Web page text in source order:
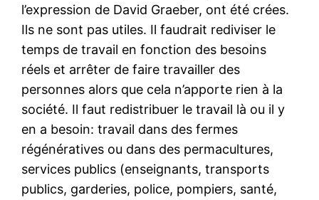
l’expression de David Graeber, ont été crées.
Ils ne sont pas utiles. Il faudrait rediviser le
temps de travail en fonction des besoins
réels et arrêter de faire travailler des
personnes alors que cela n’apporte rien à la
société. Il faut redistribuer le travail là ou il y
en a besoin: travail dans des fermes
régénératives ou dans des permacultures,
services publics (enseignants, transports
publics, garderies, police, pompiers, santé,